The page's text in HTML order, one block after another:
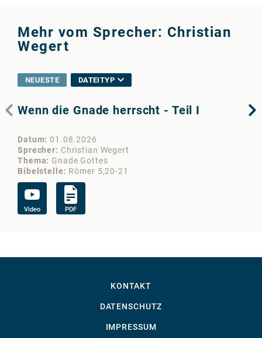
Mehr vom Sprecher: Christian
Wegert
NEUESTE DATEITYP
Wenn die Gnade herrscht - Teil I
Datum 01.08.2026
Sprecher
Christian Wegert
Thema
Gnade Gottes
Bibelstelle
Römer 5,20-21
Video PDF
KONTAKT
DATENSCHUTZ
IMPRESSUM